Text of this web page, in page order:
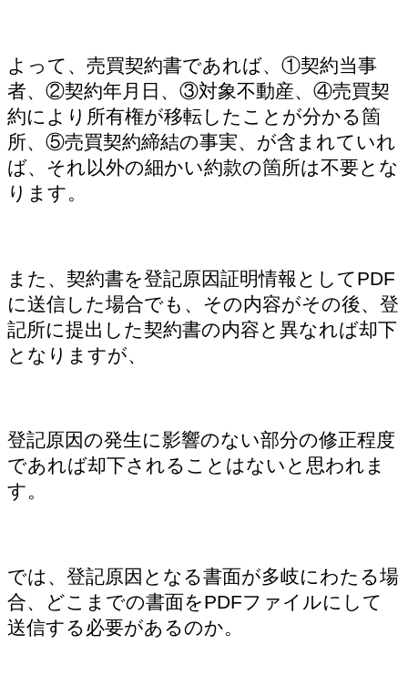
よって、売買契約書であれば、①契約当事
者、②契約年月日、③対象不動産、④売買契
約により所有権が移転したことが分かる箇
所、⑤売買契約締結の事実、が含まれていれ
ば、それ以外の細かい約款の箇所は不要とな
ります。
また、契約書を登記原因証明情報としてPDF
に送信した場合でも、その内容がその後、登
記所に提出した契約書の内容と異なれば却下
となりますが、
登記原因の発生に影響のない部分の修正程度
であれば却下されることはないと思われま
す。
では、登記原因となる書面が多岐にわたる場
合、どこまでの書面をPDFファイルにして
送信する必要があるのか。